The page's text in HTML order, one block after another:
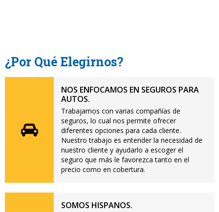
¿Por Qué Elegirnos?
NOS ENFOCAMOS EN SEGUROS PARA
AUTOS.
Trabajamos con varias compañías de
seguros, lo cual nos permite ofrecer
diferentes opciones para cada cliente.
Nuestro trabajo es entender la necesidad de
nuestro cliente y ayudarlo a escoger el
seguro que más le favorezca tanto en el
precio como en cobertura.
SOMOS HISPANOS.